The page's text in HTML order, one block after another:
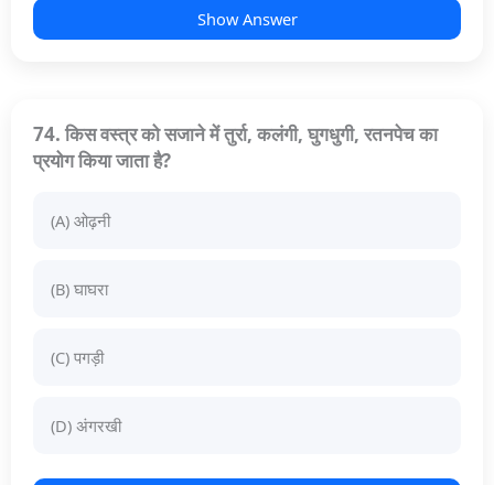
Show Answer
74. किस वस्त्र को सजाने में तुर्रा, कलंगी, घुगधुगी, रतनपेच का
प्रयोग किया जाता है?
(A) ओढ़नी
(B) घाघरा
(C) पगड़ी
(D) अंगरखी